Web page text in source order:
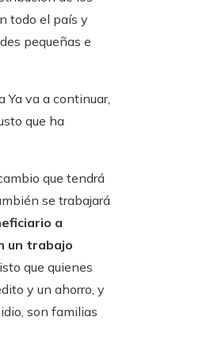
todo el país y
pequeñas e
Ya va a continuar,
que ha
que tendrá
se trabajará
a
un trabajo
que quienes
y un ahorro, y
son familias